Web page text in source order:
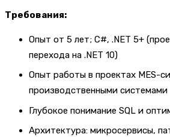
Требования:
Опыт от 5 лет; C#, .NET 5+
перехода на .NET 10)
Опыт работы в проектах MES-
производственными системами
Глубокое понимание SQL и
Архитектура: микросервисы,